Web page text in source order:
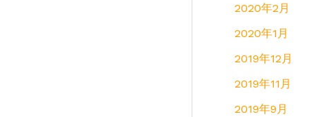
2020年2月
2020年1月
2019年12月
2019年11月
2019年9月